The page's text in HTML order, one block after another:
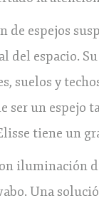
de espejos
del espacio.
suelos y
ser un
tiene un
iluminación
Una